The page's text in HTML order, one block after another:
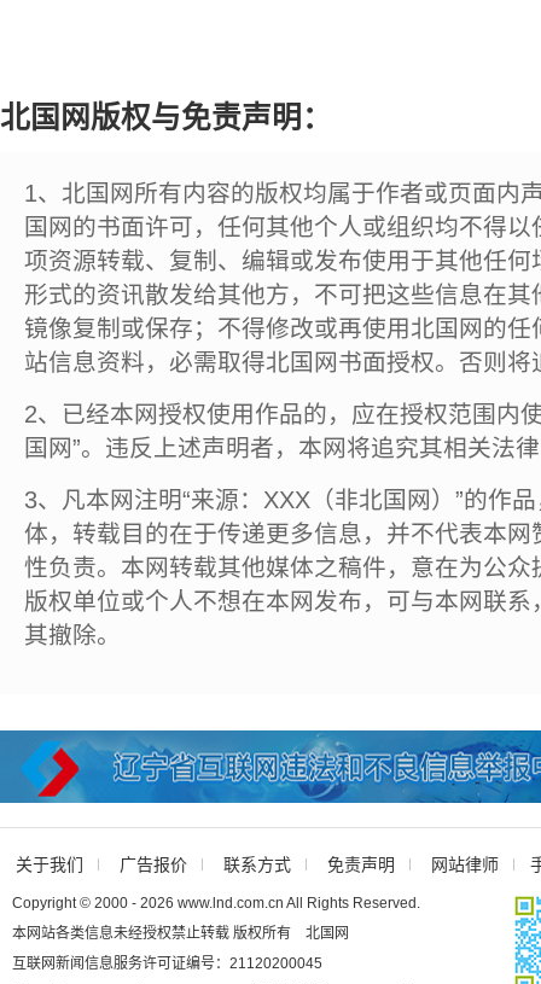
北国网版权与免责声明：
1、北国网所有内容的版权均属于作者或页面内
国网的书面许可，任何其他个人或组织均不得
项资源转载、复制、编辑或发布使用于其他任
形式的资讯散发给其他方，不可把这些信息在
镜像复制或保存；不得修改或再使用北国网的
站信息资料，必需取得北国网书面授权。否则将
2、已经本网授权使用作品的，应在授权范围内
国网”。违反上述声明者，本网将追究其相关法
3、凡本网注明“来源：XXX（非北国网）”的作
体，转载目的在于传递更多信息，并不代表本
性负责。本网转载其他媒体之稿件，意在为公
版权单位或个人不想在本网发布，可与本网联
其撤除。
关于我们 广告报价 联系方式 免责声明 网站律师
Copyright © 2000 - 2026 www.lnd.com.cn All Rights Reserved.
本网站各类信息未经授权禁止转载 版权所有 北国网
互联网新闻信息服务许可证编号：21120200045